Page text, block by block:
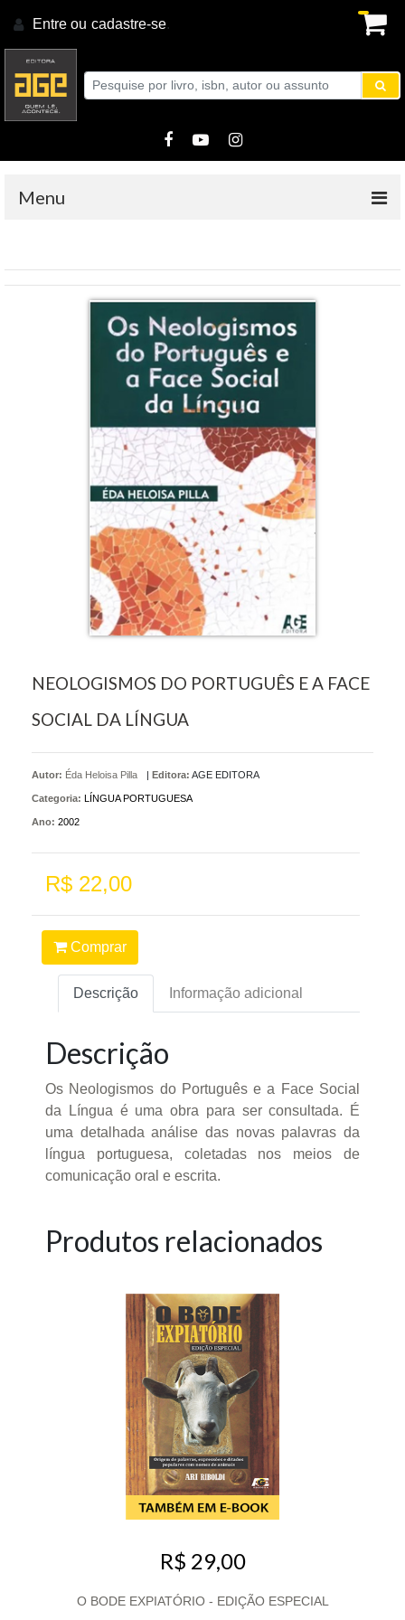
Entre ou cadastre-se.
Menu
NEOLOGISMOS DO PORTUGUÊS E A FACE
SOCIAL DA LÍNGUA
Autor: Éda Heloisa Pilla | Editora: AGE EDITORA
Categoria: LÍNGUA PORTUGUESA
Ano: 2002
R$ 22,00
Comprar
Descrição Informação adicional
Descrição
Os Neologismos do Português e a Face Social
da Língua é uma obra para ser consultada. É
uma detalhada análise das novas palavras da
língua portuguesa, coletadas nos meios de
comunicação oral e escrita.
Produtos relacionados
R$ 29,00
O BODE EXPIATÓRIO - EDIÇÃO ESPECIAL